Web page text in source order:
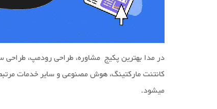
در مدا بهترین پکیج مشاوره، طراحی رودمپ، طراحی
کانتنت مارکتینگ، هوش مصنوعی و سایر خدمات مرتبط
میشود.